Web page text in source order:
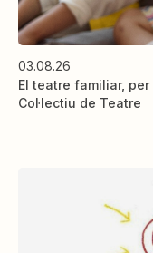
03.08.26
El teatre familiar,
Col·lectiu de Teatre